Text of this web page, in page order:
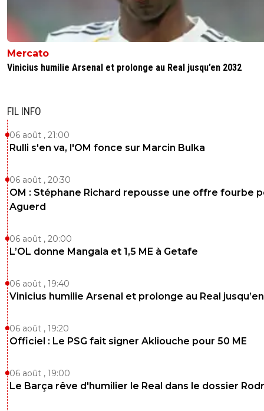
Mercato
Vinicius humilie Arsenal et prolonge au Real jusqu’en 2032
FIL INFO
06 août , 21:00
Rulli s'en va, l'OM fonce sur Marcin Bulka
06 août , 20:30
OM : Stéphane Richard repousse une offre fourbe
Aguerd
06 août , 20:00
L’OL donne Mangala et 1,5 ME à Getafe
06 août , 19:40
Vinicius humilie Arsenal et prolonge au Real
06 août , 19:20
Officiel : Le PSG fait signer Akliouche pour 50 ME
06 août , 19:00
Le Barça rêve d'humilier le Real dans le dossier